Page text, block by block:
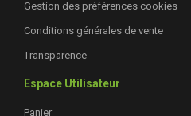
Gestion des préférences cookies
Conditions générales de vente
Transparence
Espace Utilisateur
Panier